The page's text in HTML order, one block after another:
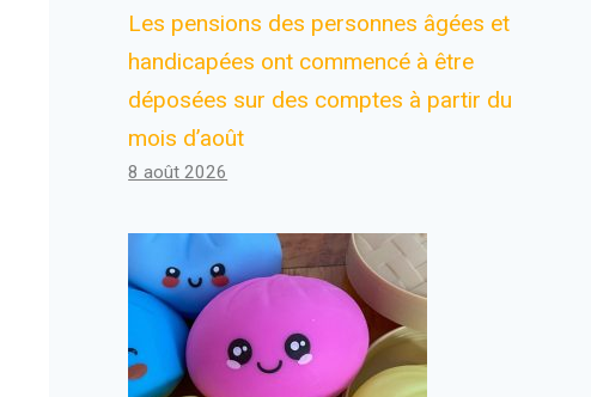
Les pensions des personnes âgées et
handicapées ont commencé à être
déposées sur des comptes à partir du
mois d’août
8 août 2026